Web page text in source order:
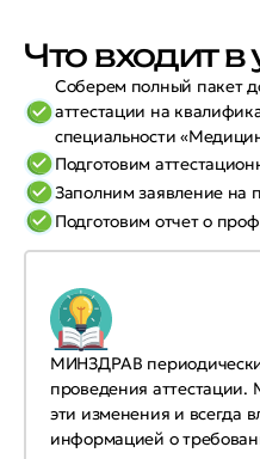
Что входит в
Соберем полный пакет
аттестации на
специальности
Подготовим
Заполним заявление на
Подготовим отчет о
МИНЗДРАВ
проведения
эти изменения и всегда
информацией о